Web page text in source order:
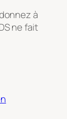
à
ne fait